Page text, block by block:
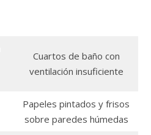
Cuartos de baño con
ventilación insuficiente
Papeles pintados y frisos
sobre paredes húmedas